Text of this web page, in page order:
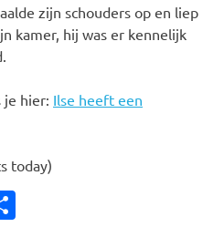
zijn schouders op en liep
kamer, hij was er kennelijk
je hier: Ilse heeft een
today)